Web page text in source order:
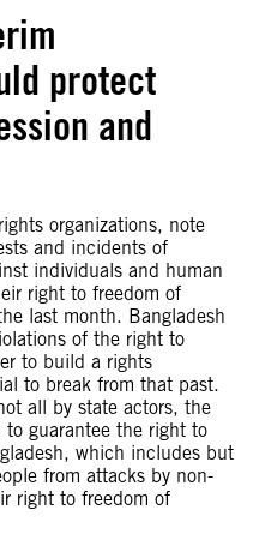
protect
and
organizations, note
and incidents of
individuals and human
right to freedom of
last month. Bangladesh
of the right to
to build a rights
to break from that past.
all by state actors, the
to guarantee the right to
which includes but
from attacks by non-
right to freedom of